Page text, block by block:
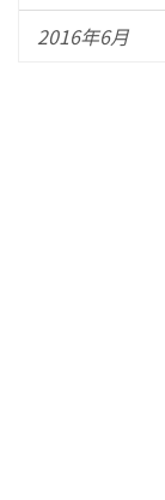
2016年6月